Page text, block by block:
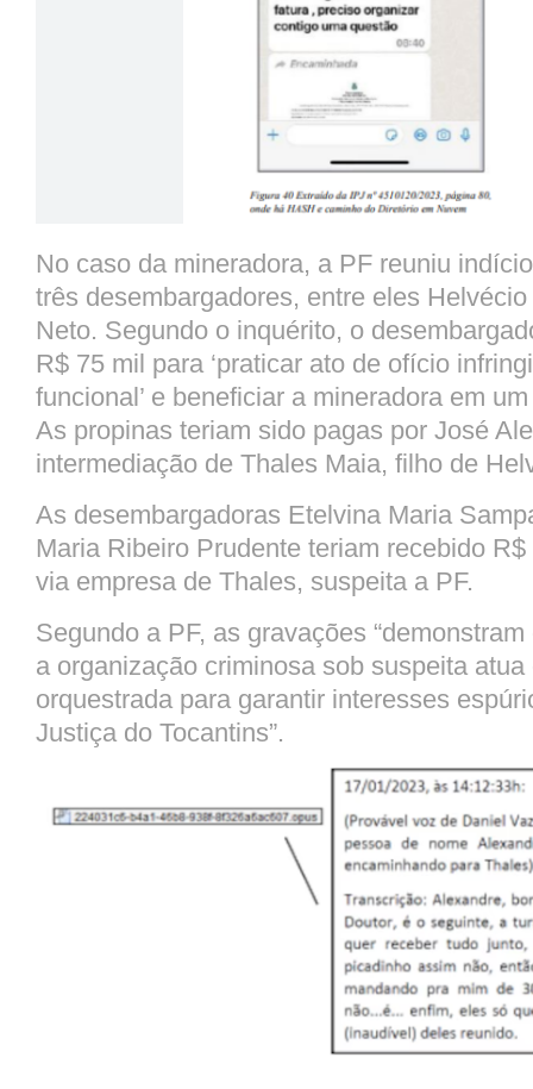
No caso da mineradora, a PF reuniu
três desembargadores, entre eles
Neto. Segundo o inquérito, o
R$ 75 mil para ‘praticar ato de ofício
funcional’ e beneficiar a mineradora em
As propinas teriam sido pagas por José
intermediação de Thales Maia, filho de
As desembargadoras Etelvina Maria
Maria Ribeiro Prudente teriam recebido
via empresa de Thales, suspeita a PF.
Segundo a PF, as gravações
a organização criminosa sob suspeita atua
orquestrada para garantir interesses
Justiça do Tocantins”.